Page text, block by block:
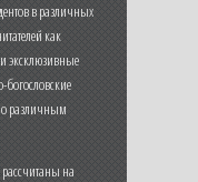
в различных
как
эксклюзивные
богословские
различным
на